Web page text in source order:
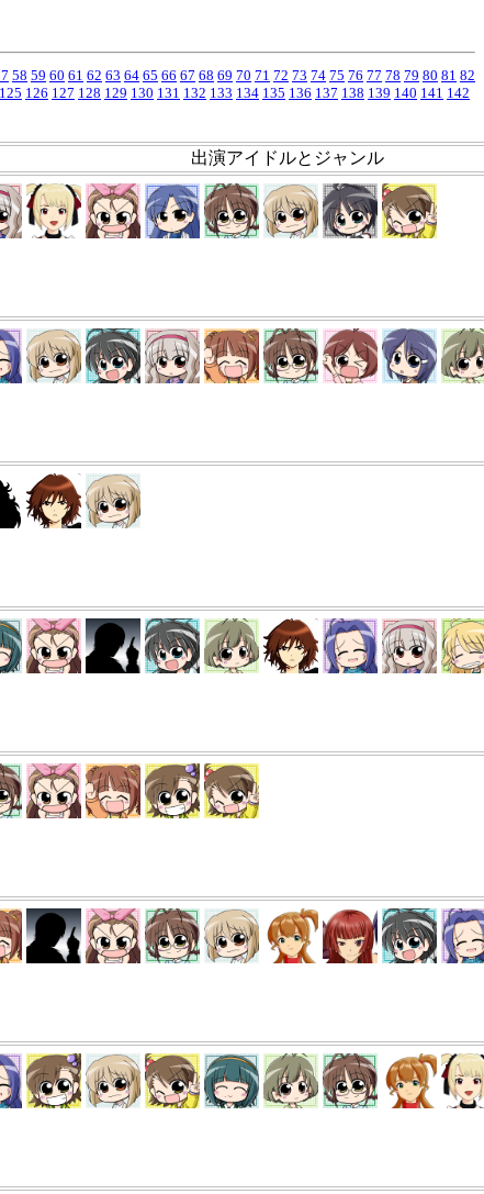
58 59 60 61 62 63 64 65 66 67 68 69 70 71 72 73 74 75 76 77 78 79 80 81 82
125 126 127 128 129 130 131 132 133 134 135 136 137 138 139 140 141 142
出演アイドルとジャンル